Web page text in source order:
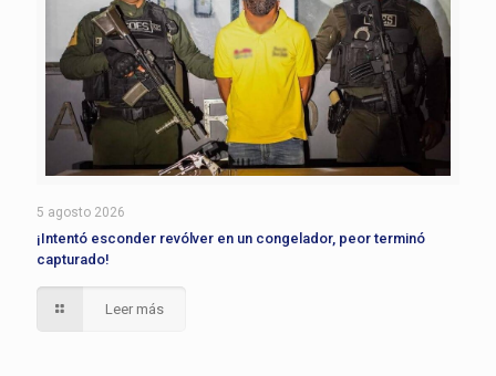
5 agosto 2026
¡Intentó esconder revólver en un congelador, peor terminó
capturado!
Leer más